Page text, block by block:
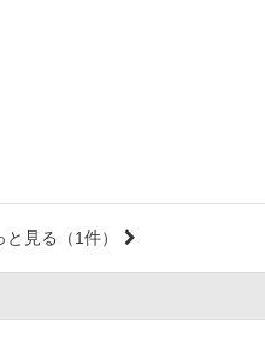
と見る （1件）